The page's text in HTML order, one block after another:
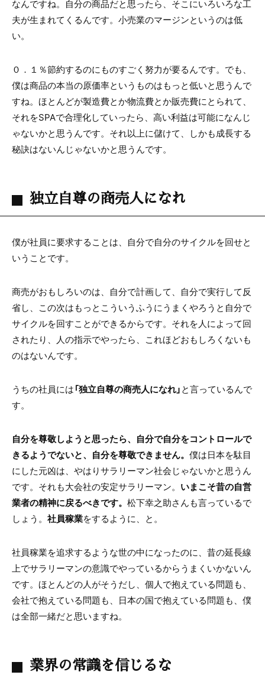
なんですね。自分の商品だと思ったら、そこにいろいろな工
夫が生まれてくるんです。小売業のマージンというのは低
い。
０．１％節約するのにものすごく努力が要るんです。でも、
僕は商品の本当の原価率というものはもっと低いと思うんで
すね。ほとんどが製造費とか物流費とか販売費にとられて、
それをSPAで合理化していったら、高い利益は可能になんじ
ゃないかと思うんです。それ以上に儲けて、しかも成長する
秘訣はないんじゃないかと思うんです。
独立自尊の商売人になれ
僕が社員に要求することは、自分で自分のサイクルを回せと
いうことです。
商売がおもしろいのは、自分で計画して、自分で実行して反
省し、この次はもっとこういうふうにうまくやろうと自分で
サイクルを回すことができるからです。それを人によって回
されたり、人の指示でやったら、これほどおもしろくないも
のはないんです。
うちの社員には「独立自尊の商売人になれ」と言っているんで
す。
自分を尊敬しようと思ったら、自分で自分をコントロールで
きるようでないと、自分を尊敬できません。 僕は日本を駄目
にした元凶は、やはりサラリーマン社会じゃないかと思うん
です。それも大会社の安定サラリーマン。 いまこそ昔の自営
業者の精神に戻るべきです。 松下幸之助さんも言っているで
しょう。 社員稼業をするように、と。
社員稼業を追求するような世の中になったのに、昔の延長線
上でサラリーマンの意識でやっているからうまくいかないん
です。ほとんどの人がそうだし、個人で抱えている問題も、
会社で抱えている問題も、日本の国で抱えている問題も、僕
は全部一緒だと思いますね。
業界の常識を信じるな